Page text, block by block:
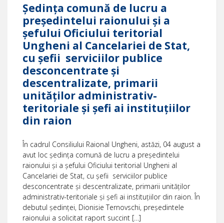
Ședinţa comună de lucru a
președintelui raionului și a
şefului Oficiului teritorial
Ungheni al Cancelariei de Stat,
cu şefii serviciilor publice
desconcentrate și
descentralizate, primarii
unităților administrativ-
teritoriale și șefi ai instituțiilor
din raion
În cadrul Consiliului Raional Ungheni, astăzi, 04 august a
avut loc ședinţa comună de lucru a președintelui
raionului și a şefului Oficiului teritorial Ungheni al
Cancelariei de Stat, cu şefii serviciilor publice
desconcentrate și descentralizate, primarii unităților
administrativ-teritoriale și șefi ai instituțiilor din raion. În
debutul ședinței, Dionisie Ternovschi, președintele
raionului a solicitat raport succint […]